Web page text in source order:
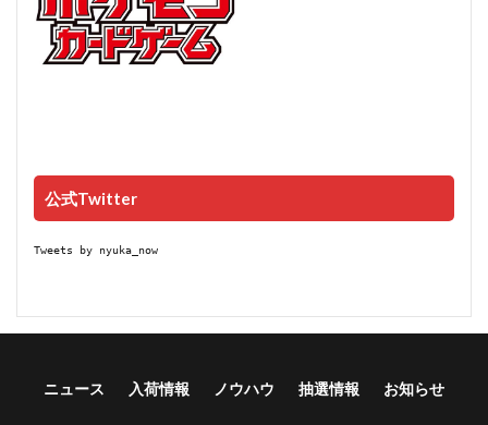
公式Twitter
Tweets by nyuka_now
ニュース 入荷情報 ノウハウ 抽選情報 お知らせ